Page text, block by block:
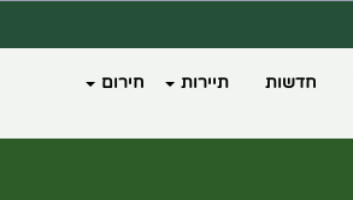
חדשות תיירות חירום